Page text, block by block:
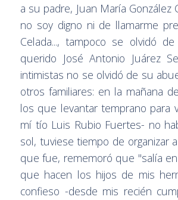
a su padre, Juan María
no soy digno ni de llamarme
Celada..., tampoco se olvidó
querido José Antonio Juárez
intimistas no se olvidó de su
otros familiares: en la mañana
los que levantar temprano para
mí tío Luis Rubio Fuertes- no
sol, tuviese tiempo de organizar
que fue, rememoró que "salía
que hacen los hijos de mis
confieso -desde mis recién